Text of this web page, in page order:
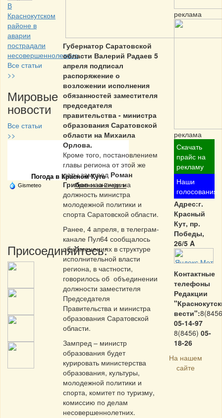
В
Краснокутском
районе в
аварии
пострадали
несовершеннолетние
Все статьи
>>
Мировые
новости
Все статьи
>>
Частная реклама
Погода в Красном Куте
Gismeteo Прогноз на 2 недели
Присоединяйтесь:
Губернатор Саратовской
области Валерий Радаев 5
апреля подписал
распоряжение о
возложении исполнения
обязанностей заместителя
председателя
правительства - министра
образования Саратовской
области на Михаила
Орлова.
Кроме того, постановлением
главы региона от этой же
даты зампред Роман
Грибовназначен на
должность министра
молодежной политики и
спорта Саратовской области.
Ранее, 4 апреля, в телеграм-
канале Пул64 сообщалось
об изменениях в структуре
исполнительной власти
региона, в частности,
говорилось об объединении
должности заместителя
Председателя
Правительства и министра
образования Саратовской
области.
Зампред – министр
образования будет
курировать министерства
образования, культуры,
молодежной политики и
спорта, комитет по туризму,
комиссию по делам
несовершеннолетних.
реклама
реклама
Скачать
прайс на
рекламу
Наши
голосования
Адрес:г.
Красный
Кут, пр.
Победы,
26/5 A
Контактные
телефоны
Редакции
вести":
05-14-97
8(8456) 05-
18-26
На нашем
сайте